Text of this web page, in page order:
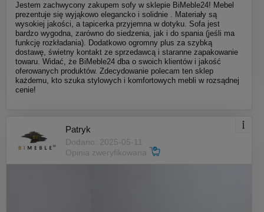
Jestem zachwycony zakupem sofy w sklepie BiMeble24! Mebel
prezentuje się wyjąkowo elegancko i solidnie . Materiały są
wysokiej jakości, a tapicerka przyjemna w dotyku. Sofa jest
bardzo wygodna, zarówno do siedzenia, jak i do spania (jeśli ma
funkcję rozkładania). Dodatkowo ogromny plus za szybką
dostawę, świetny kontakt ze sprzedawcą i staranne zapakowanie
towaru. Widać, że BiMeble24 dba o swoich klientów i jakość
oferowanych produktów. Zdecydowanie polecam ten sklep
każdemu, kto szuka stylowych i komfortowych mebli w rozsądnej
cenie!
Patryk
Dodano: 2025-05-11
Opinia zweryfikowana